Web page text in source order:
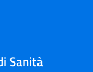
Sanità